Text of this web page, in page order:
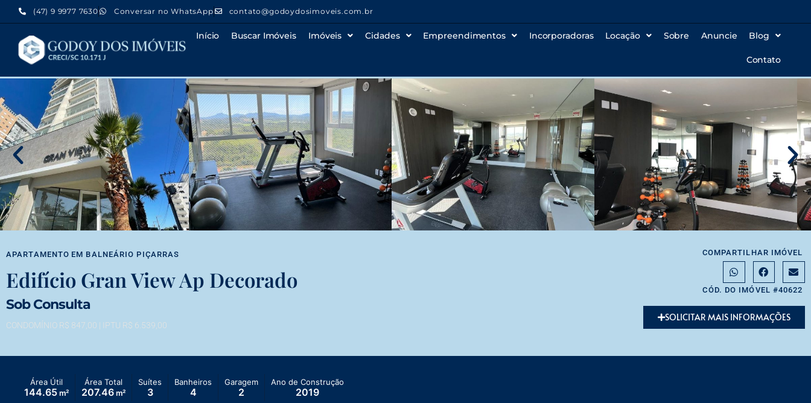
(47) 9 9977 7630 Conversar no WhatsApp contato@godoydosimoveis.com.br
Início Buscar Imóveis Imóveis Cidades Empreendimentos Incorporadoras Locação Sobre Anuncie Blog
Contato
APARTAMENTO EM BALNEÁRIO PIÇARRAS
Edifício Gran View Ap Decorado
Sob Consulta
CONDOMÍNIO R$ 847,00 | IPTU R$ 6.539,00
COMPARTILHAR IMÓVEL
CÓD. DO IMÓVEL #40622
SOLICITAR MAIS INFORMAÇÕES
Área Útil
144.65 m²
Área Total
207.46 m²
Suítes
3
Banheiros
4
Garagem
2
Ano de Construção
2019